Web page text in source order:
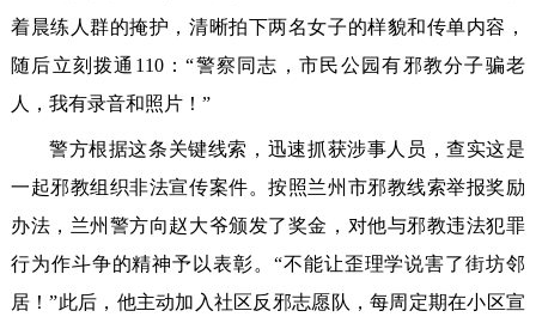
着晨练人群的掩护，清晰拍下两名女子的样貌和传单内容，
随后立刻拨通110：“警察同志，市民公园有邪教分子骗老
人，我有录音和照片！”
警方根据这条关键线索，迅速抓获涉事人员，查实这是
一起邪教组织非法宣传案件。按照兰州市邪教线索举报奖励
办法，兰州警方向赵大爷颁发了奖金，对他与邪教违法犯罪
行为作斗争的精神予以表彰。“不能让歪理学说害了街坊邻
居！”此后，他主动加入社区反邪志愿队，每周定期在小区宣